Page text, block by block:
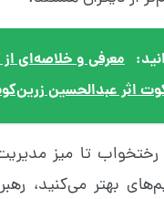
معرفی و خلاصه‌ای
اثر عبدالحسین
رختخواب تا میز
بهتر می‌کنید،